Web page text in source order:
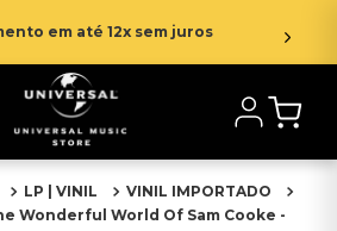
em até 12x sem juros
LP | VINIL
VINIL IMPORTADO
Wonderful World Of Sam Cooke -